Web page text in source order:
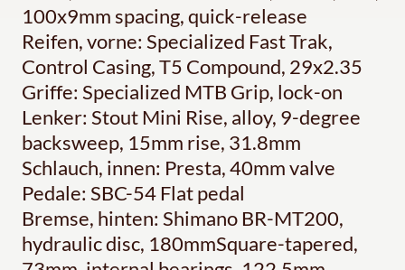
100x9mm spacing, quick-release
Reifen, vorne: Specialized Fast Trak,
Control Casing, T5 Compound, 29x2.35
Griffe: Specialized MTB Grip, lock-on
Lenker: Stout Mini Rise, alloy, 9-degree
backsweep, 15mm rise, 31.8mm
Schlauch, innen: Presta, 40mm valve
Pedale: SBC-54 Flat pedal
Bremse, hinten: Shimano BR-MT200,
hydraulic disc, 180mmSquare-tapered,